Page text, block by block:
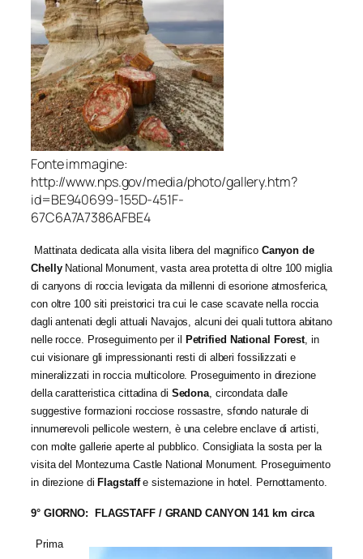
Fonte immagine:
http://www.nps.gov/media/photo/gallery.htm?
id=BE940699-155D-451F-
67C6A7A7386AFBE4
Mattinata dedicata alla visita libera del magnifico Canyon de
ChellyNational Monument, vasta area protetta di oltre 100 miglia
di canyons di roccia levigata da millenni di esorione atmosferica,
con oltre 100 siti preistorici tra cui le case scavate nella roccia
dagli antenati degli attuali Navajos, alcuni dei quali tuttora abitano
nelle rocce. Proseguimento per il Petrified National Forest , in
cui visionare gli impressionanti resti di alberi fossilizzati e
mineralizzati in roccia multicolore. Proseguimento in direzione
della caratteristica cittadina di Sedona , circondata dalle
suggestive formazioni rocciose rossastre, sfondo naturale di
innumerevoli pellicole western, è una celebre enclave di artisti,
con molte gallerie aperte al pubblico. Consigliata la sosta per la
visita del Montezuma Castle National Monument. Proseguimento
in direzione diFlagstaffe sistemazione in hotel. Pernottamento.
9° GIORNO: FLAGSTAFF / GRAND CANYON 141 km circa
Prima